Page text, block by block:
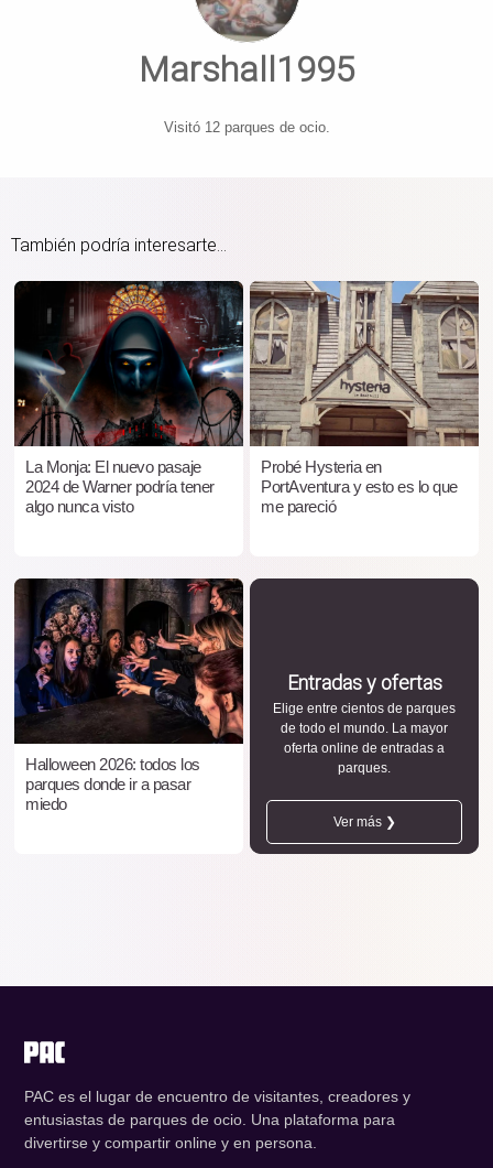
Marshall1995
Visitó 12 parques de ocio.
También podría interesarte...
La Monja: El nuevo pasaje
2024 de Warner podría tener
algo nunca visto
Probé Hysteria en
PortAventura y esto es lo que
me pareció
Halloween 2026: todos los
parques donde ir a pasar
miedo
Entradas y ofertas
Elige entre cientos de parques
de todo el mundo. La mayor
oferta online de entradas a
parques.
Ver más ❯
PAC es el lugar de encuentro de visitantes, creadores y
entusiastas de parques de ocio. Una plataforma para
divertirse y compartir online y en persona.